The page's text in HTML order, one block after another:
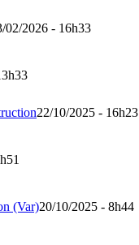
02/2026 - 16h33
22/10/2025 - 16h23
(Var)20/10/2025 - 8h44